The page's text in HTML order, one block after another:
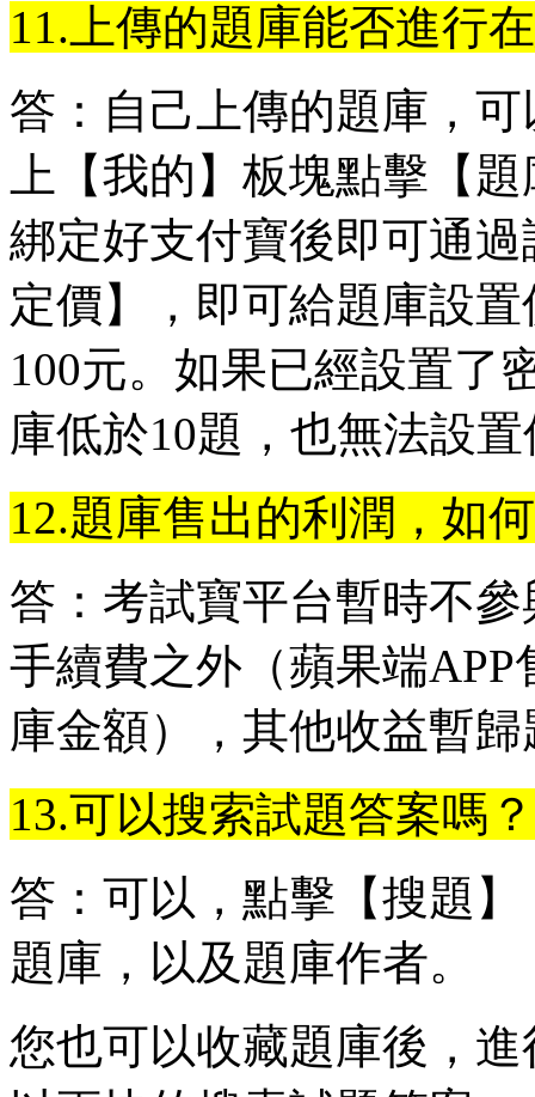
11.上傳的題庫能否進行
答：自己上傳的題庫，
上【我的】板塊點擊【
綁定好支付寶後即可通
定價】，即可給題庫設
100元。如果已經設置了
庫低於10題，也無法設
12.題庫售出的利潤，如
答：考試寶平台暫時不
手續費之外（蘋果端
庫金額），其他收益暫
13.可以搜索試題答案嗎？
答：可以，點擊【搜題
題庫，以及題庫作者。
您也可以收藏題庫後，